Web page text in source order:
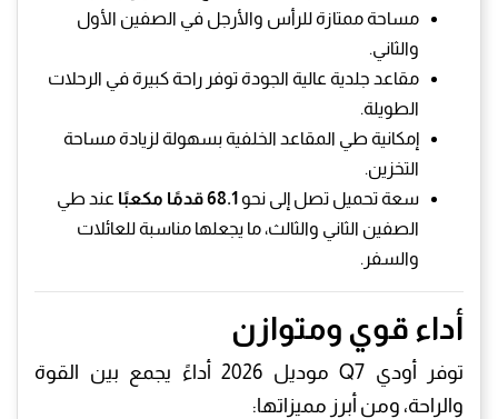
مساحة ممتازة للرأس والأرجل في الصفين الأول
والثاني.
مقاعد جلدية عالية الجودة توفر راحة كبيرة في الرحلات
الطويلة.
إمكانية طي المقاعد الخلفية بسهولة لزيادة مساحة
التخزين.
سعة تحميل تصل إلى نحو 68.1 قدمًا مكعبًا
عند طي
الصفين الثاني والثالث، ما يجعلها مناسبة للعائلات
والسفر.
أداء قوي ومتوازن
توفر أودي Q7 موديل 2026 أداءً يجمع بين القوة
والراحة، ومن أبرز مميزاتها: